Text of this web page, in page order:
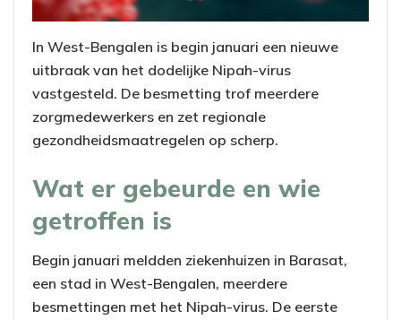
In West-Bengalen is begin januari een nieuwe
uitbraak van het dodelijke Nipah-virus
vastgesteld. De besmetting trof meerdere
zorgmedewerkers en zet regionale
gezondheidsmaatregelen op scherp.
Wat er gebeurde en wie
getroffen is
Begin januari meldden ziekenhuizen in Barasat,
een stad in West-Bengalen, meerdere
besmettingen met het Nipah-virus. De eerste